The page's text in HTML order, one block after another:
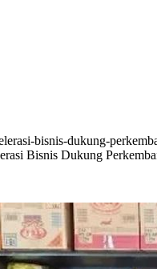
Bisnis Dukung